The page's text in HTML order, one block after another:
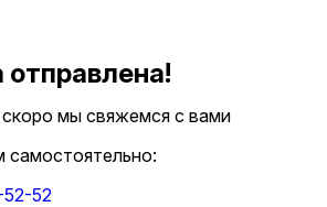
отправлена!
мы свяжемся с вами
самостоятельно:
52